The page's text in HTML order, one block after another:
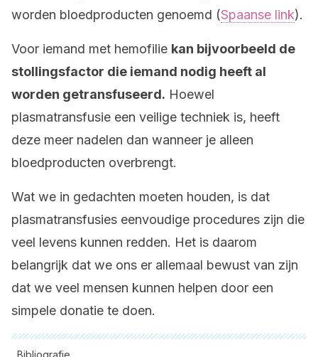
worden bloedproducten genoemd (Spaanse link).
Voor iemand met hemofilie kan bijvoorbeeld de
stollingsfactor die iemand nodig heeft al
worden getransfuseerd. Hoewel
plasmatransfusie een veilige techniek is, heeft
deze meer nadelen dan wanneer je alleen
bloedproducten overbrengt.
Wat we in gedachten moeten houden, is dat
plasmatransfusies eenvoudige procedures zijn die
veel levens kunnen redden. Het is daarom
belangrijk dat we ons er allemaal bewust van zijn
dat we veel mensen kunnen helpen door een
simpele donatie te doen.
Bibliografie